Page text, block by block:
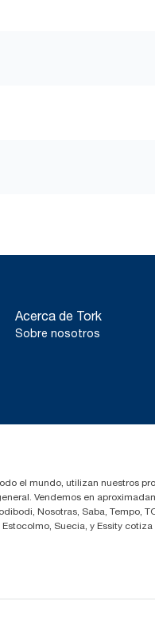
Acerca de Tork
Sobre nosotros
el mundo, utilizan nuestros
Vendemos en
Nosotras, Saba, Tempo,
Suecia, y Essity